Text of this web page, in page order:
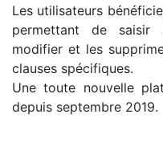
Les utilisateurs
permettant de saisir
modifier et les
clauses spécifiques.
Une toute nouvelle
depuis septembre 2019.